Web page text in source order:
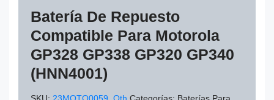
Batería De Repuesto
Compatible Para Motorola
GP328 GP338 GP320 GP340
(HNN4001)